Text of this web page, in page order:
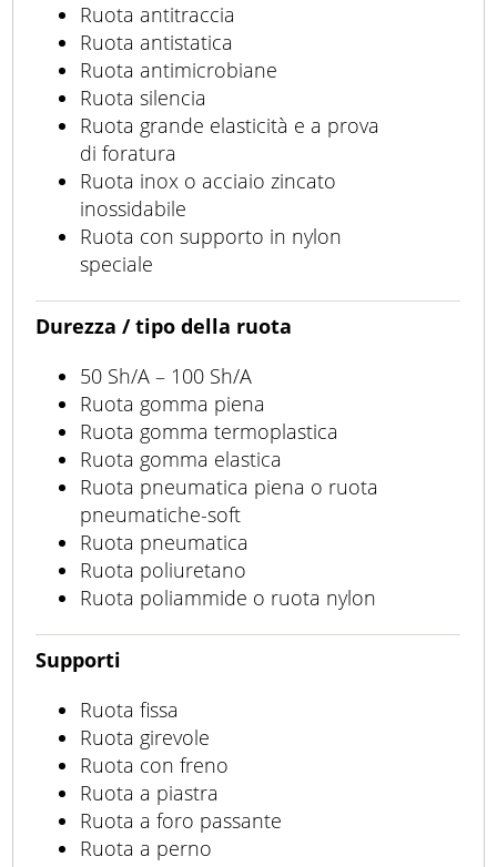
Ruota antitraccia
Ruota antistatica
Ruota antimicrobiane
Ruota silencia
Ruota grande elasticità e a prova
di foratura
Ruota inox o acciaio zincato
inossidabile
Ruota con supporto in nylon
speciale
Durezza / tipo della ruota
50 Sh/A – 100 Sh/A
Ruota gomma piena
Ruota gomma termoplastica
Ruota gomma elastica
Ruota pneumatica piena o ruota
pneumatiche-soft
Ruota pneumatica
Ruota poliuretano
Ruota poliammide o ruota nylon
Supporti
Ruota fissa
Ruota girevole
Ruota con freno
Ruota a piastra
Ruota a foro passante
Ruota a perno